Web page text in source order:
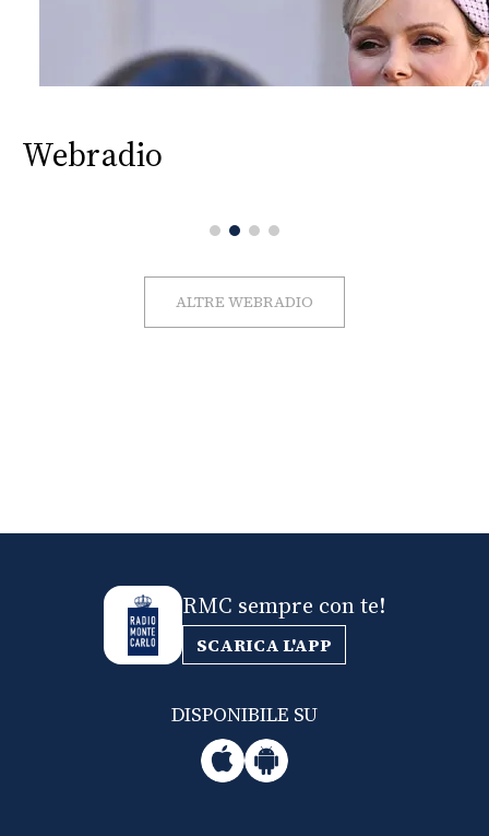
Webradio
ALTRE WEBRADIO
RMC sempre con te!
SCARICA L'APP
DISPONIBILE SU